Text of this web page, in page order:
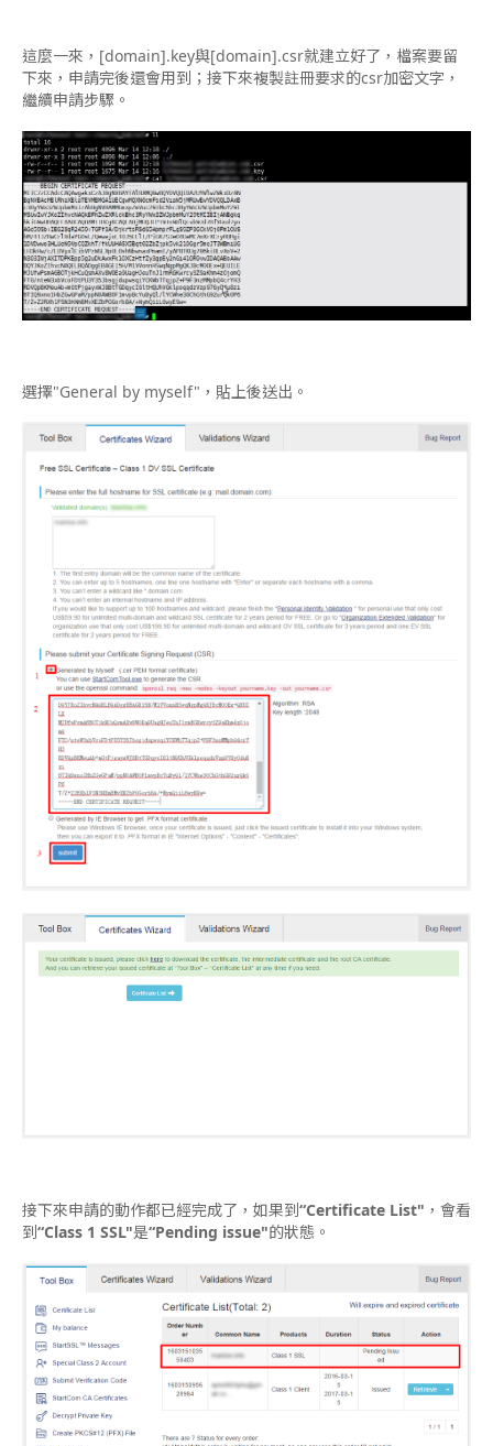
這麼一來，[domain].key與[domain].csr就建立好了，檔案要留
下來，申請完後還會用到；接下來複製註冊要求的csr加密文字，
繼續申請步驟。
選擇"General by myself"，貼上後送出。
接下來申請的動作都已經完成了，如果到 “Certificate List" ，會看
到 “Class 1 SSL"是“Pending issue"的狀態。